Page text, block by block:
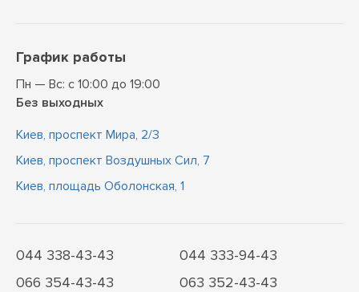
График работы
Пн — Вс: с 10:00 до 19:00
Без выходных
Киев, проспект Мира, 2/3
Киев, проспект Воздушных Сил, 7
Киев, площадь Оболонская, 1
044 338-43-43
044 333-94-43
066 354-43-43
063 352-43-43